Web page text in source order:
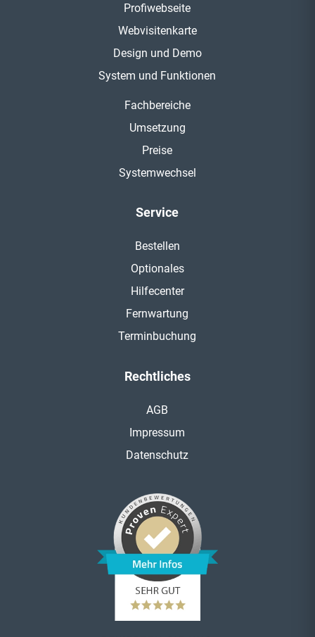
Profiwebseite
Webvisitenkarte
Design und Demo
System und Funktionen
Fachbereiche
Umsetzung
Preise
Systemwechsel
Service
Bestellen
Optionales
Hilfecenter
Fernwartung
Terminbuchung
Rechtliches
AGB
Impressum
Datenschutz